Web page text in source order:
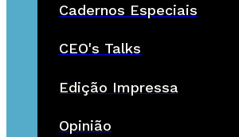
Cadernos Especiais
CEO's Talks
Edição Impressa
Opinião